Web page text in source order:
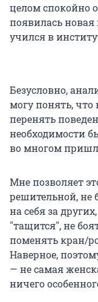
целом спокойно
появилась
учился в
Безусловно,
могу понять,
перенять
необходимости
во многом
Мне позволяет
решительной, не
на себя за
"тащится", не
поменять кран/
Наверное,
— не самая
ничего